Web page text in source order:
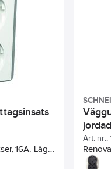
är
är (B)
Den
9005)
16A. Låg
endast
Art. nr.: